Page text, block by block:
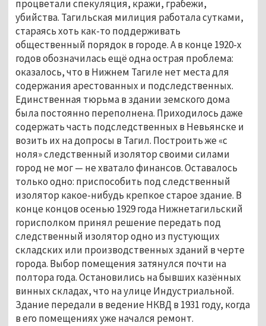
процветали спекуляция, кражи, грабежи,
убийства. Тагильская милиция работала сутками,
стараясь хоть как-то поддерживать
общественный порядок в городе. А в конце 1920-х
годов обозначилась ещё одна острая проблема:
оказалось, что в Нижнем Тагиле нет места для
содержания арестованных и подследственных.
Единственная тюрьма в здании земского дома
была постоянно переполнена. Приходилось даже
содержать часть подследственных в Невьянске и
возить их на допросы в Тагил. Построить же «с
ноля» следственный изолятор своими силами
город не мог — не хватало финансов. Оставалось
только одно: приспособить под следственный
изолятор какое-нибудь крепкое старое здание. В
конце концов осенью 1929 года Нижнетагильский
горисполком принял решение передать под
следственный изолятор одно из пустующих
складских или производственных зданий в черте
города. Выбор помещения затянулся почти на
полтора года. Остановились на бывших казённых
винных складах, что на улице Индустриальной.
Здание передали в ведение НКВД в 1931 году, когда
в его помещениях уже начался ремонт.